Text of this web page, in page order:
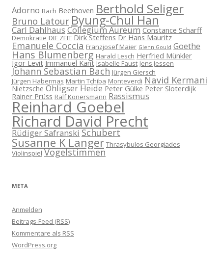
Adorno Bach Beethoven Berthold Seliger
Bruno Latour Byung-Chul Han
Carl Dahlhaus Collegium Aureum Constance Scharff
Demokratie DIE ZEIT Dirk Steffens Dr Hans Mauritz
Emanuele Coccia Franzjosef Maier Glenn Gould Goethe
Hans Blumenberg Harald Lesch Herfried Münkler
Igor Levit Immanuel Kant Isabelle Faust Jens Jessen
Johann Sebastian Bach Jürgen Giersch
Jürgen Habermas Martin Tchiba Monteverdi Navid Kermani
Nietzsche Ohligser Heide Peter Gülke Peter Sloterdijk
Rainer Prüss Ralf Konersmann Rassismus
Reinhard Goebel
Richard David Precht
Rüdiger Safranski Schubert
Susanne K Langer Thrasybulos Georgiades
Violinspiel Vogelstimmen
META
Anmelden
Beitrags-Feed (RSS)
Kommentare als RSS
WordPress.org